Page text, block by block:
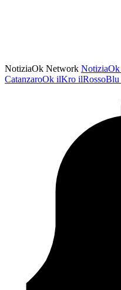
NotiziaOk Network NotiziaOk
CatanzaroOk ilKro ilRossoBlu